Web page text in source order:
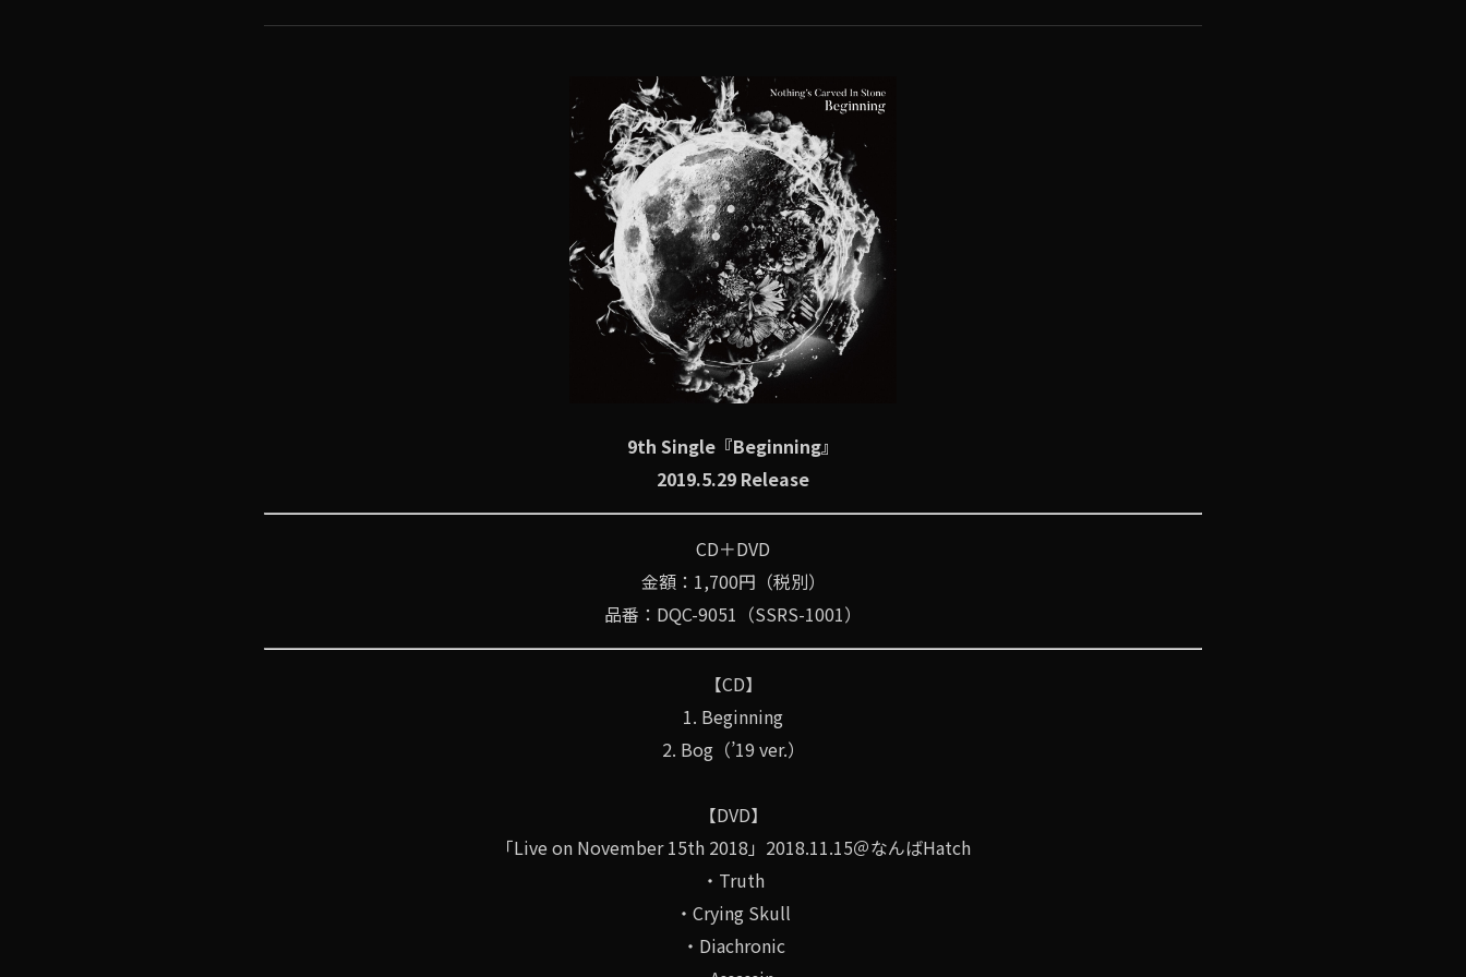
9th Single『Beginning』
2019.5.29 Release
CD＋DVD
金額：1,700円（税別）
品番：DQC-9051（SSRS-1001）
【CD】
1. Beginning
2. Bog（’19 ver.）
【DVD】
「Live on November 15th 2018」2018.11.15＠なんばHatch
・Truth
・Crying Skull
・Diachronic